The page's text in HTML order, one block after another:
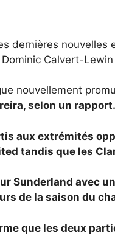
dernières
Calvert-
nouvellement
selon un rapport.
aux extrémités
tandis que les
Sunderland avec
de la saison du
que les deux